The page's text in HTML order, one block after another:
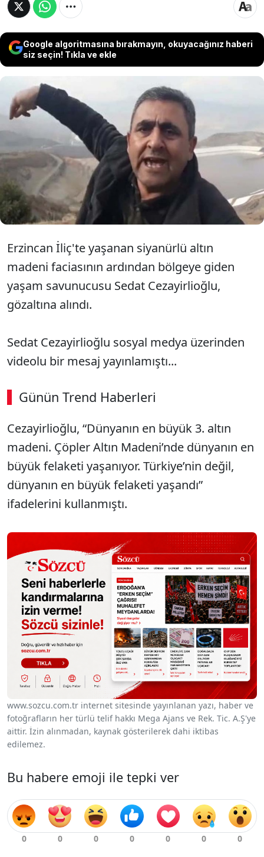
Google algoritmasına bırakmayın, okuyacağınız haberi
siz seçin! Tıkla ve ekle
Madenlere karşı mücadele
veren Sedat Cezayirlioğlu,
gözaltına alındı.
Erzincan İliç'te yaşanan siyanürlü altın
madeni faciasının ardından bölgeye giden
yaşam savunucusu Sedat Cezayirlioğlu,
gözaltına alındı.
Sedat Cezayirlioğlu sosyal medya üzerinden
videolu bir mesaj yayınlamıştı...
Günün Trend Haberleri
00:02 / 08:15
Sesi Aç
Cezayirlioğlu, “Dünyanın en büyük 3. altın
madeni. Çöpler Altın Madeni’nde dünyanın en
büyük felaketi yaşanıyor. Türkiye’nin değil,
dünyanın en büyük felaketi yaşandı”
ifadelerini kullanmıştı.
www.sozcu.com.tr internet sitesinde yayınlanan yazı, haber ve
fotoğrafların her türlü telif hakkı Mega Ajans ve Rek. Tic. A.Ş'ye
aittir. İzin alınmadan, kaynak gösterilerek dahi iktibas
edilemez.
Bu habere emoji ile tepki ver